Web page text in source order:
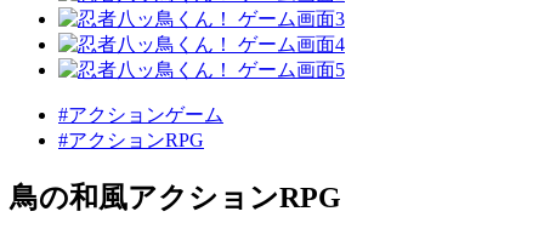
#アクションゲーム
#アクションRPG
鳥の和風アクションRPG